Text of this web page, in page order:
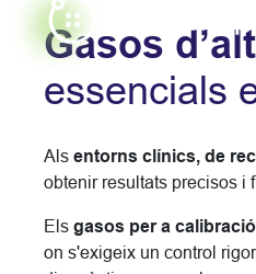
Gasos
essencials
Als entorns clínics, de
obtenir resultats precisos i
Els gasos per a
on s'exigeix un control